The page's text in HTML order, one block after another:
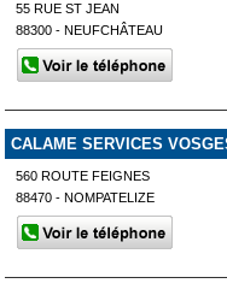
55 RUE ST JEAN
88300 - NEUFCHÂTEAU
CALAME SERVICES
560 ROUTE FEIGNES
88470 - NOMPATELIZE